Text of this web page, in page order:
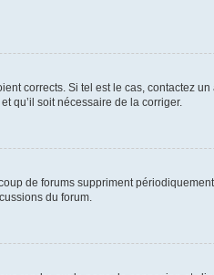
corrects. Si tel est le cas, contactez
qu’il soit nécessaire de la corriger.
de forums suppriment
du forum.